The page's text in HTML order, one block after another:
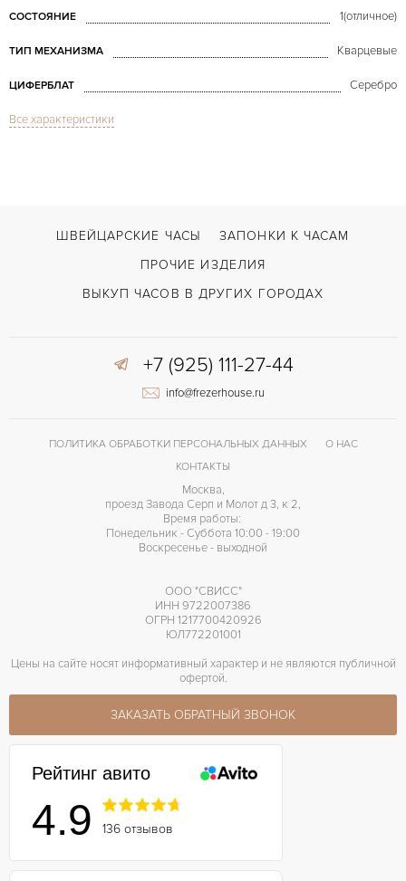
СОСТОЯНИЕ 1(отличное)
ТИП МЕХАНИЗМА Кварцевые
ЦИФЕРБЛАТ Серебро
СТЕКЛО
Двойной сложности застежка
ДЛИНА БРАСЛЕТА, ДЛИННАЯ СТОРОНА
Все характеристики
ШВЕЙЦАРСКИЕ ЧАСЫ
ЗАПОНКИ К ЧАСАМ
ПРОЧИЕ ИЗДЕЛИЯ
ВЫКУП ЧАСОВ В ДРУГИХ ГОРОДАХ
+7 (925) 111-27-44
info@frezerhouse.ru
ПОЛИТИКА ОБРАБОТКИ ПЕРСОНАЛЬНЫХ ДАННЫХ
О НАС
КОНТАКТЫ
Москва,
проезд Завода Серп и Молот д 3, к 2,
Время работы:
Понедельник - Суббота 10:00 - 19:00
Воскресенье - выходной
ООО "СВИСС"
ИНН 9722007386
ОГРН 1217700420926
ЮЛ772201001
Цены на сайте носят информативный характер и не являются публичной
офертой.
ЗАКАЗАТЬ ОБРАТНЫЙ ЗВОНОК
Рейтинг авито
4.9 136 отзывов